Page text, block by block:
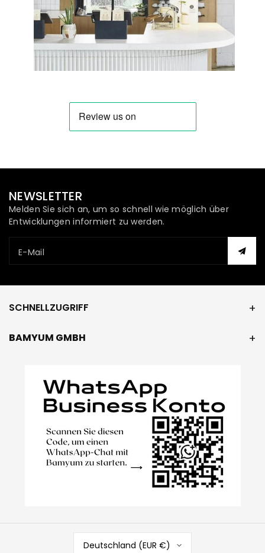
NEWSLETTER
Melden Sie sich an, um so schnell wie möglich über
Entwicklungen informiert zu werden.
E-Mail
SCHNELLZUGRIFF
BAMYUM GMBH
Deutschland (EUR €)